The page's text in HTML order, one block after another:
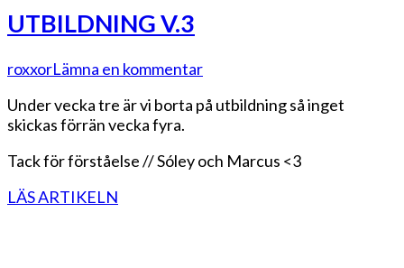
UTBILDNING V.3
roxxorLämna en kommentarpå
V.3
Under vecka tre är vi borta på utbildning så inget
skickas förrän vecka fyra.
Tack för förståelse // Sóley och Marcus <3
LÄS ARTIKELN